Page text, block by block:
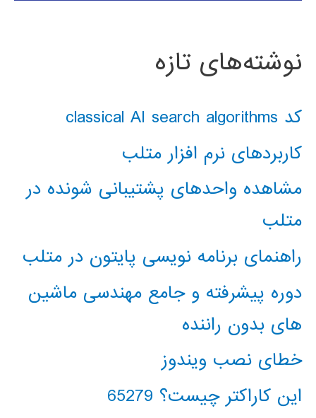
نوشته‌های تازه
کد classical AI search algorithms
کاربردهای نرم افزار متلب
مشاهده واحدهای پشتیبانی شونده در
متلب
راهنمای برنامه نویسی پایتون در متلب
دوره پیشرفته و جامع مهندسی ماشین
های بدون راننده
خطای نصب ویندوز
این کاراکتر چیست؟ 65279